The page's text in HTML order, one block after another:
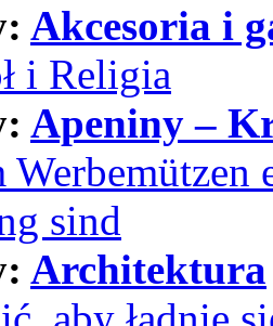
Akcesoria i
i Religia
Apeniny –
Werbemützen
sind
Architektura